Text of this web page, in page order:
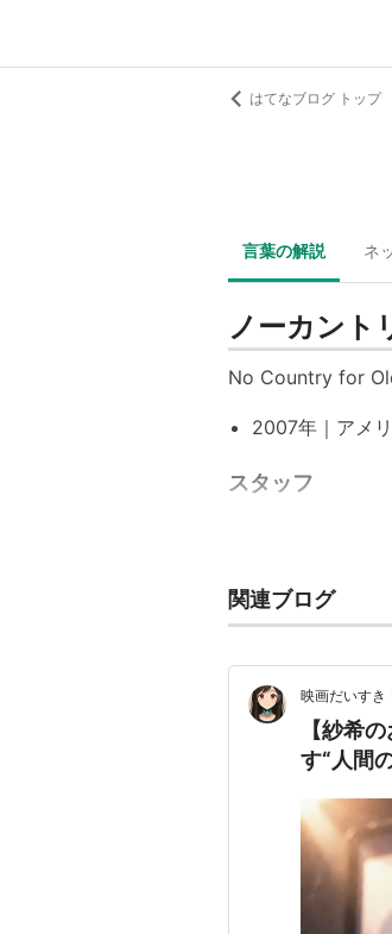
はてなブログ トップ
言葉の解説 ネ
ノーカント
No Country for
2007年｜アメ
スタッフ
製作総指揮：
脚本：ジョエル
撮影：ロジャー
編集：ロデリ
音楽：カーター
キャスト
トミー・リー
ハビエル・バル
関連ブログ
映画だいすき
【紗希
す“人間